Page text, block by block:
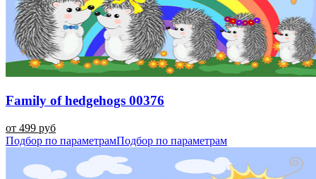
Family of hedgehogs 00376
от 499 руб
Подбор по параметрамПодбор по параметрам